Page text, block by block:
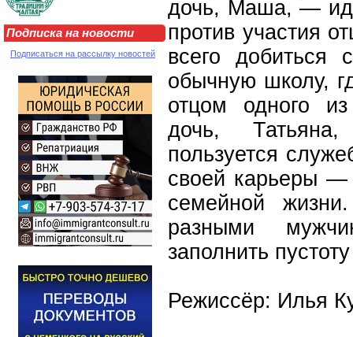
Подписка на новости
Подписаться на рассылку новостей
дочь, Маша, —
против участия
всего добиться
обычную школу,
отцом одного
дочь,
пользуется
своей карьеры —
семейной
разными
заполнить
Режиссёр: Илья